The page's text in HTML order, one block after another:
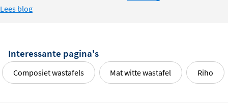
Lees blog
Interessante pagina's
Composiet wastafels Mat witte wastafel Riho